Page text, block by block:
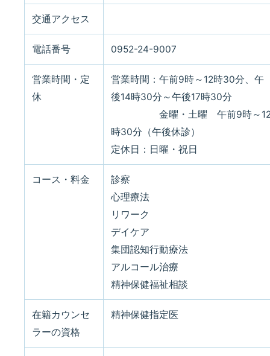
交通アクセス
電話番号 0952-24-9007
営業時間・定
休
営業時間：午前9時～12時30分、午
後14時30分～午後17時30分
金曜・土曜 午前9時～
時30分（午後休診）
定休日：日曜・祝日
コース・料金
診察
心理療法
リワーク
デイケア
集団認知行動療法
アルコール治療
精神保健福祉相談
在籍カウンセ
ラーの資格
精神保健指定医